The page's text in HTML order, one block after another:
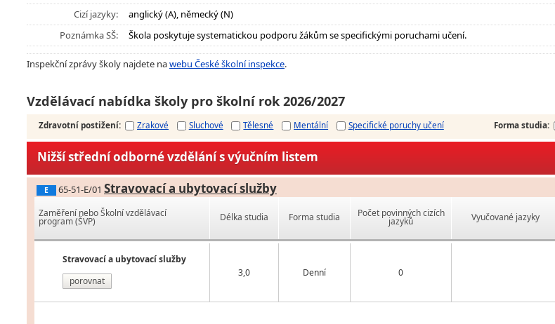
Cizí jazyky:
anglický (A), německý (N)
Poznámka SŠ:
Škola poskytuje systematickou podporu žákům se specifickými poruchami učení.
Inspekční zprávy školy najdete nawebu České školní inspekce.
Vzdělávací nabídka školy pro školní rok 2026/2027
Zdravotní postižení: Zrakové Sluchové Tělesné Mentální Specifické poruchy učení Forma studia:
Nižší střední odborné vzdělání s výučním listem
E 65-51-E/01 Stravovací a ubytovací služby
Zaměření nebo Školní vzdělávací
program (ŠVP)
Stravovací a ubytovací služby
porovnat
Délka studia Forma studia Počet povinných cizích
jazyků Vyučované jazyky
3,0 Denní 0